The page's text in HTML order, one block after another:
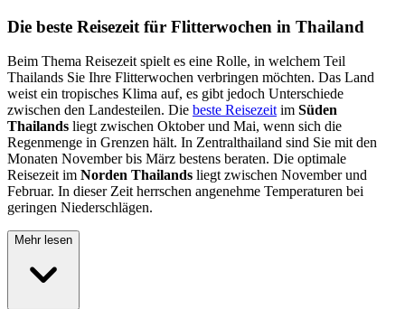
Die beste Reisezeit für Flitterwochen in Thailand
Beim Thema Reisezeit spielt es eine Rolle, in welchem Teil
Thailands Sie Ihre Flitterwochen verbringen möchten. Das Land
weist ein tropisches Klima auf, es gibt jedoch Unterschiede
zwischen den Landesteilen. Die beste Reisezeit im Süden
Thailands liegt zwischen Oktober und Mai, wenn sich die
Regenmenge in Grenzen hält. In Zentralthailand sind Sie mit den
Monaten November bis März bestens beraten. Die optimale
Reisezeit im Norden Thailands liegt zwischen November und
Februar. In dieser Zeit herrschen angenehme Temperaturen bei
geringen Niederschlägen.
Mehr lesen